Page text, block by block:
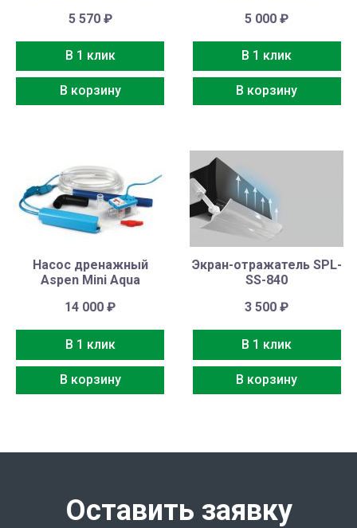
5 570 ₽
В 1 клик
В корзину
5 000₽
В 1 клик
В корзину
Насос дренажный
Aspen Mini Aqua
14 000₽
В 1 клик
В корзину
Экран-отражатель SPL-
SS-840
3 500₽
В 1 клик
В корзину
Оставить заявку